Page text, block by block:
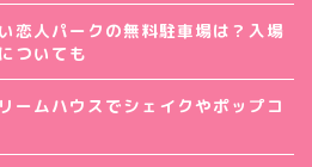
恋人パークの無料駐車場は？入場
ついても
ームハウスでシェイクやポップコ